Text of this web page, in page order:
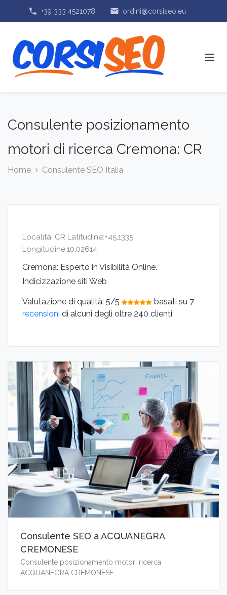
phone +39 333 4521078 email ordini@corsiseo.eu
Consulente posizionamento
motori di ricerca Cremona: CR
Home Consulente SEO Italia
Località: CR Latitudine:+45,1335
Longitudine:10,02614.
Cremona: Esperto in Visibilità Online.
Indicizzazione siti Web
Valutazione di qualità: 5/5 basati su 7
recensioni di alcuni degli oltre 240 clienti
Consulente SEO a ACQUANEGRA
CREMONESE
Consulente posizionamento motori ricerca
ACQUANEGRA CREMONESE